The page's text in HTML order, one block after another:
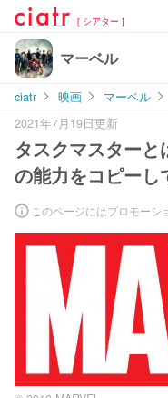
[ シアター ]
マーベル
ciatr 映画 マーベル
2021年7月19日更新
タスクマスター
の能力をコピーし
このページにはプロモーシ